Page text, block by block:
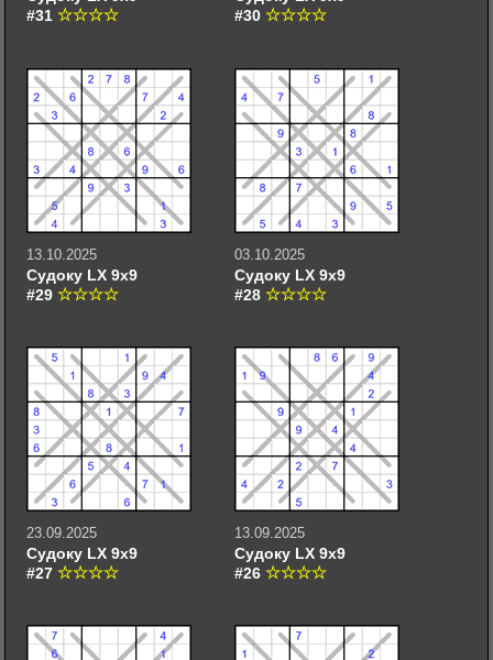
#31
#30
13.10.2025
Судоку LX 9х9
#29
03.10.2025
Судоку LX 9х9
#28
23.09.2025
Судоку LX 9х9
#27
13.09.2025
Судоку LX 9х9
#26